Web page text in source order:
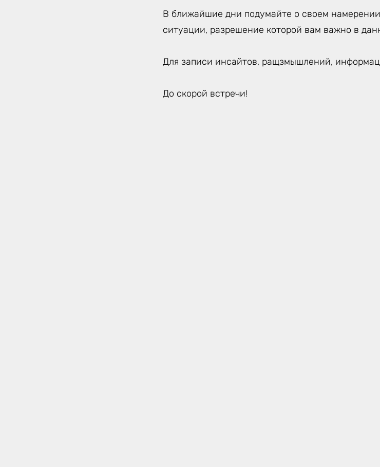
В ближайшие дни подумайте о своем
ситуации, разрешение которой вам важно в
Для записи инсайтов, ращзмышлений,
До скорой встречи!